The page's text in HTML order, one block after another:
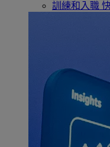
訓練和入職